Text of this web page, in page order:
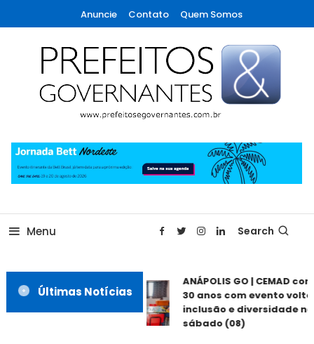
To
Content
Anuncie Contato Quem Somos
Prefeitos & Governantes
Menu Search
Últimas Notícias
ANÁPOLIS GO | CEMAD
30 anos com evento
inclusão e diversidade
sábado (08)